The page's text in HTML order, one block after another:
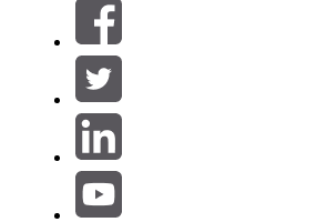
Filtros (0)
SELECIONAR FILTROS
Área de produtos